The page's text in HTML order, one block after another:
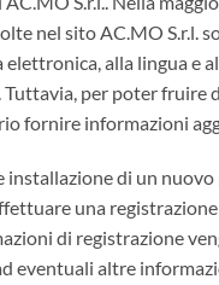
nel sito AC.MO S.r.l.
elettronica, alla lingua e
Tuttavia, per poter fruire
fornire informazioni
installazione di un
una
di registrazione
eventuali altre